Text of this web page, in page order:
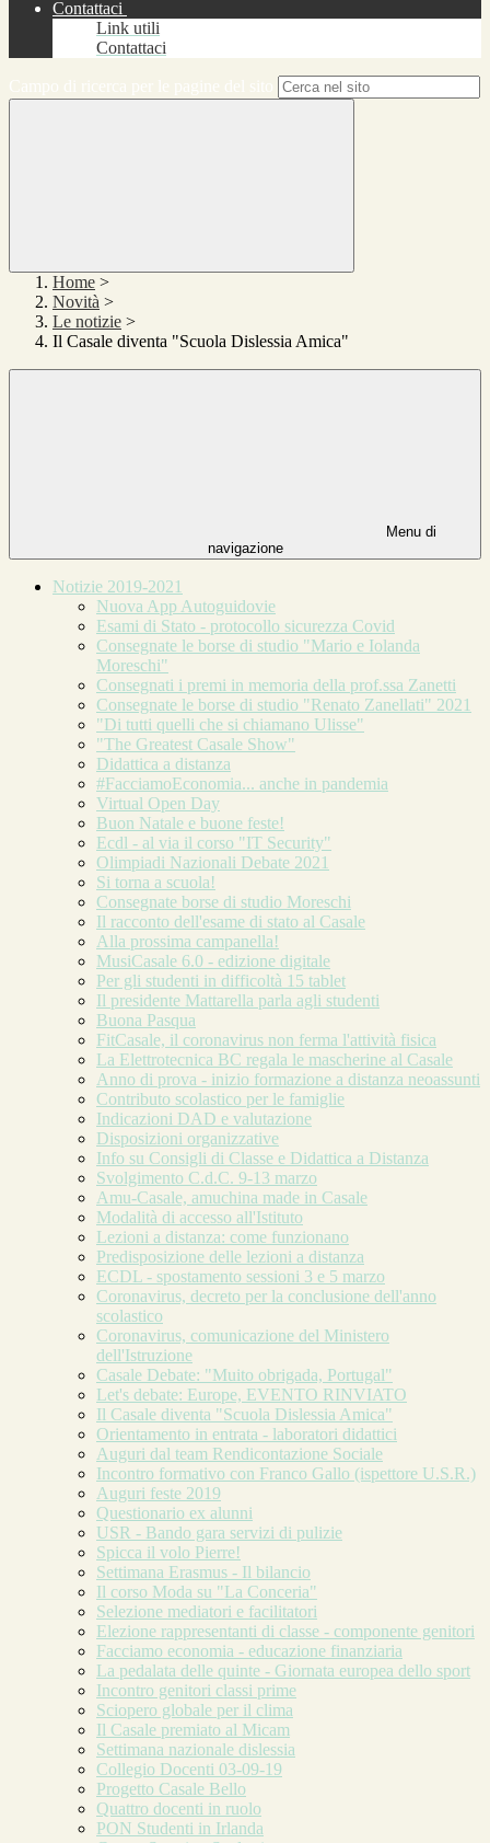
Contattaci
Link utili
Contattaci
Home >
Novità >
Le notizie >
Il Casale diventa "Scuola Dislessia Amica"
Menu di
navigazione
Notizie 2019-2021
Nuova App Autoguidovie
Esami di Stato - protocollo sicurezza Covid
Consegnate le borse di studio "Mario e Iolanda
Moreschi"
Consegnati i premi in memoria della prof.ssa Zanetti
Consegnate le borse di studio "Renato Zanellati" 2021
"Di tutti quelli che si chiamano Ulisse"
"The Greatest Casale Show"
Didattica a distanza
#FacciamoEconomia... anche in pandemia
Virtual Open Day
Buon Natale e buone feste!
Ecdl - al via il corso "IT Security"
Olimpiadi Nazionali Debate 2021
Si torna a scuola!
Consegnate borse di studio Moreschi
Il racconto dell'esame di stato al Casale
Alla prossima campanella!
MusiCasale 6.0 - edizione digitale
Per gli studenti in difficoltà 15 tablet
Il presidente Mattarella parla agli studenti
Buona Pasqua
FitCasale, il coronavirus non ferma l'attività fisica
La Elettrotecnica BC regala le mascherine al Casale
Anno di prova - inizio formazione a distanza neoassunti
Contributo scolastico per le famiglie
Indicazioni DAD e valutazione
Disposizioni organizzative
Info su Consigli di Classe e Didattica a Distanza
Svolgimento C.d.C. 9-13 marzo
Amu-Casale, amuchina made in Casale
Modalità di accesso all'Istituto
Lezioni a distanza: come funzionano
Predisposizione delle lezioni a distanza
ECDL - spostamento sessioni 3 e 5 marzo
Coronavirus, decreto per la conclusione dell'anno
scolastico
Coronavirus, comunicazione del Ministero
dell'Istruzione
Casale Debate: "Muito obrigada, Portugal"
Let's debate: Europe, EVENTO RINVIATO
Il Casale diventa "Scuola Dislessia Amica"
Orientamento in entrata - laboratori didattici
Auguri dal team Rendicontazione Sociale
Incontro formativo con Franco Gallo (ispettore U.S.R.)
Auguri feste 2019
Questionario ex alunni
USR - Bando gara servizi di pulizie
Spicca il volo Pierre!
Settimana Erasmus - Il bilancio
Il corso Moda su "La Conceria"
Selezione mediatori e facilitatori
Elezione rappresentanti di classe - componente genitori
Facciamo economia - educazione finanziaria
La pedalata delle quinte - Giornata europea dello sport
Incontro genitori classi prime
Sciopero globale per il clima
Il Casale premiato al Micam
Settimana nazionale dislessia
Collegio Docenti 03-09-19
Progetto Casale Bello
Quattro docenti in ruolo
PON Studenti in Irlanda